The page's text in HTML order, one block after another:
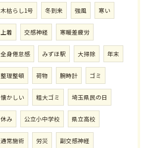
木枯らし1号 冬到来 強風 寒い
上着 交感神経 寒暖差疲労
全身倦怠感 みずほ駅 大掃除 年末
整理整頓 荷物 腕時計 ゴミ
懐かしい 粗大ゴミ 埼玉県民の日
休み 公立小中学校 県立高校
通常施術 労災 副交感神経